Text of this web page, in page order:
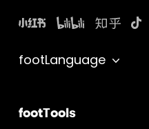
footLanguage
footTools